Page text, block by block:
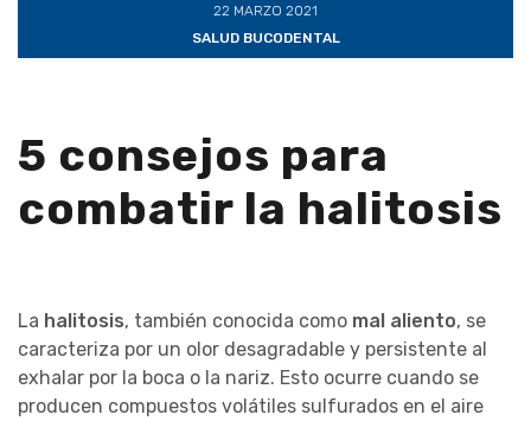
22 MARZO 2021
SALUD BUCODENTAL
5 consejos para
combatir la halitosis
La halitosis, también conocida como mal aliento, se
caracteriza por un olor desagradable y persistente al
exhalar por la boca o la nariz. Esto ocurre cuando se
producen compuestos volátiles sulfurados en el aire